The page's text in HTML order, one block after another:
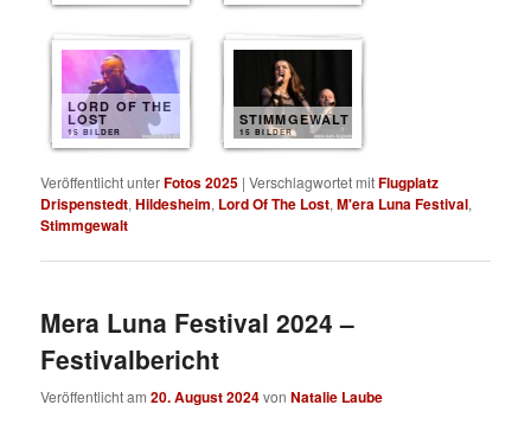
LORD OF THE
LOST
15 BILDER
STIMMGEWALT
15 BILDER
Veröffentlicht unterFotos 2025 |Verschlagwortet mitFlugplatz
Drispenstedt,Hildesheim, Lord Of The Lost,M'era Luna Festival,
Stimmgewalt
Mera Luna Festival 2024 –
Festivalbericht
Veröffentlicht am20. August 2024vonNatalie Laube